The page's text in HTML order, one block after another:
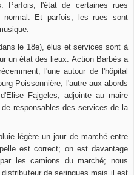
Parfois, l'état de certaines rues
Et parfois, les rues sont
le 18e), élus et services sont à
un état des lieux. Action Barbès a
l'une autour de l'hôpital
Poissonnière, l'autre aux abords
Fajgeles, adjointe au maire
responsables des services de la
légère un jour de marché entre
est correct; on est davantage
les camions du marché; nous
de seringues mais il est